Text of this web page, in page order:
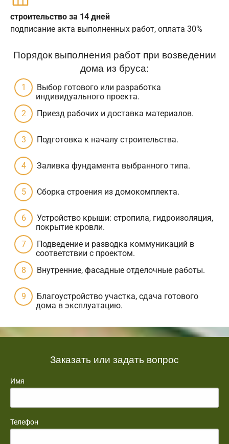
строительство за 14 дней
подписание акта выполненных работ, оплата 30%
Порядок выполнения работ при возведении
дома из бруса:
Выбор готового или разработка
индивидуального проекта.
Приезд рабочих и доставка материалов.
Подготовка к началу строительства.
Заливка фундамента выбранного типа.
Сборка строения из домокомплекта.
Устройство крыши: стропила, гидроизоляция,
покрытие кровли.
Подведение и разводка коммуникаций в
соответствии с проектом.
Внутренние, фасадные отделочные работы.
Благоустройство участка, сдача готового
дома в эксплуатацию.
Заказать или задать вопрос
Имя
Телефон